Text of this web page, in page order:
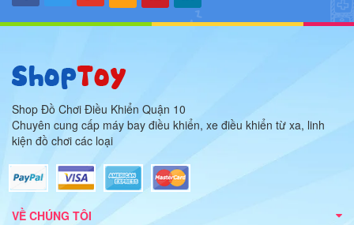
Shop Đồ Chơi Điều Khiển Quận 10
Chuyên cung cấp máy bay điều khiển, xe điều khiển từ xa, linh
kiện đồ chơi các loại
VỀ CHÚNG TÔI